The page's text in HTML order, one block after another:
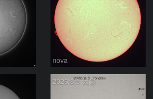
nova
2026/8/5 太陽